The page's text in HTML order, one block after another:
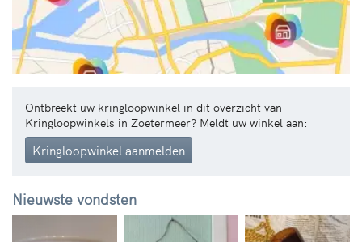
Ontbreekt uw kringloopwinkel in dit overzicht van
Kringloopwinkels in Zoetermeer? Meldt uw winkel aan:
Kringloopwinkel aanmelden
Nieuwste vondsten